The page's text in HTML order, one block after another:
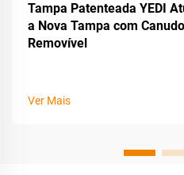
Tampa Patenteada YEDI
a Nova Tampa com
Removível
Ver Mais